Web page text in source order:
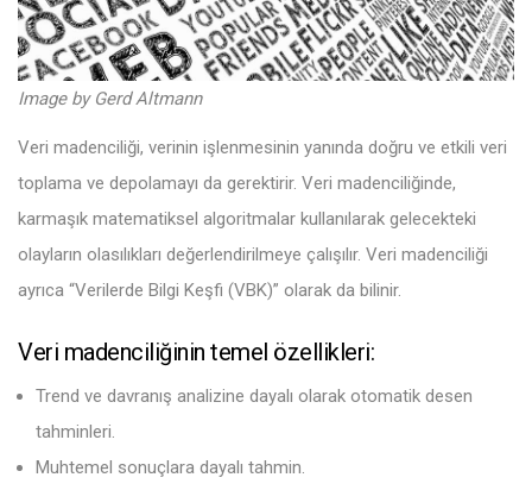
Image by Gerd Altmann
Veri madenciliği, verinin işlenmesinin yanında doğru ve etkili veri
toplama ve depolamayı da gerektirir. Veri madenciliğinde,
karmaşık matematiksel algoritmalar kullanılarak gelecekteki
olayların olasılıkları değerlendirilmeye çalışılır. Veri madenciliği
ayrıca “Verilerde Bilgi Keşfi (VBK)” olarak da bilinir.
Veri madenciliğinin temel özellikleri:
Trend ve davranış analizine dayalı olarak otomatik desen
tahminleri.
Muhtemel sonuçlara dayalı tahmin.